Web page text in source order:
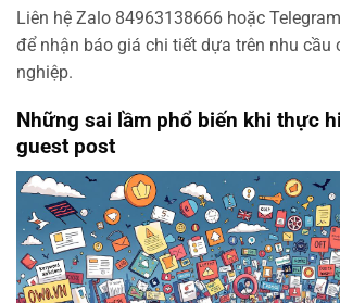
Liên hệ Zalo 84963138666 hoặc
để nhận báo giá chi tiết dựa trên nhu cầu
nghiệp.
Những sai lầm phổ biến khi thực
guest post